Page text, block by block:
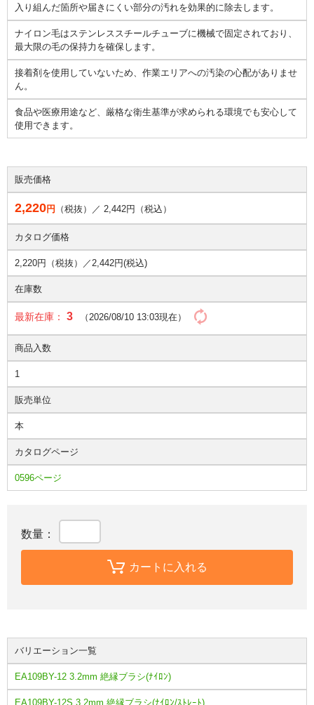
入り組んだ箇所や届きにくい部分の汚れを効果的に除去します。
ナイロン毛はステンレススチールチューブに機械で固定されており、
最大限の毛の保持力を確保します。
接着剤を使用していないため、作業エリアへの汚染の心配がありませ
ん。
食品や医療用途など、厳格な衛生基準が求められる環境でも安心して
使用できます。
販売価格
2,220円 （税抜）／ 2,442円（税込）
カタログ価格
2,220円（税抜）／2,442円(税込)
在庫数
最新在庫： 3 （2026/08/10 13:03現在）
商品入数
1
販売単位
本
カタログページ
0596ページ
数量：
カートに入れる
バリエーション一覧
EA109BY-12 3.2mm 絶縁ブラシ(ﾅｲﾛﾝ)
EA109BY-12S 3.2mm 絶縁ブラシ(ﾅｲﾛﾝ/ｽﾄﾚｰﾄ)